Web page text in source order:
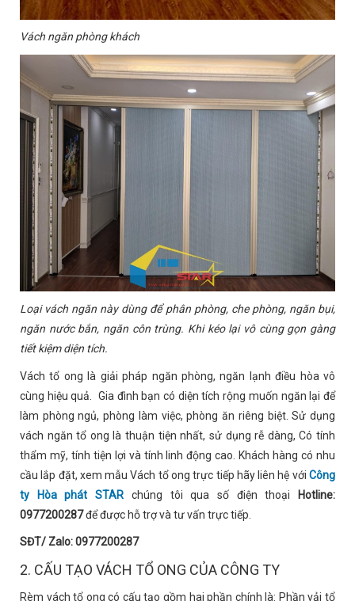
Vách ngăn phòng khách
Loại vách ngăn này dùng để phân phòng, che phòng, ngăn bụi,
ngăn nước bắn, ngăn côn trùng. Khi kéo lại vô cùng gọn gàng
tiết kiệm diện tích.
Vách tổ ong là giải pháp ngăn phòng, ngăn lạnh điều hòa vô
cùng hiệu quả. Gia đình bạn có diện tích rộng muốn ngăn lại để
làm phòng ngủ, phòng làm việc, phòng ăn riêng biệt. Sử dụng
vách ngăn tổ ong là thuận tiện nhất, sử dụng rễ dàng, Có tính
thẩm mỹ, tính tiện lợi và tính linh động cao. Khách hàng có nhu
cầu lắp đặt, xem mẫu Vách tổ ong trực tiếp hãy liên hệ với Công
ty Hòa phát STAR chúng tôi qua số điện thoại
Hotline:
0977200287để được hỗ trợ và tư vấn trực tiếp.
SĐT/ Zalo: 0977200287
2. CẤU TẠO VÁCH TỔ ONG CỦA CÔNG TY
Rèm vách tổ ong có cấu tạo gồm hai phần chính là: Phần vải tổ